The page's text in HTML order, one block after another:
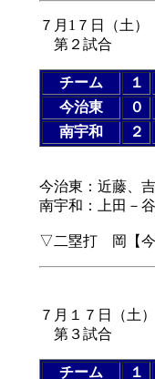
７月1７日（土
第２試合
チーム １
今治東
０
南宇和
２
今治東：近藤、
南宇和：上田－
▽二塁打 岡【今
７月１７日（
第３試合
チーム １